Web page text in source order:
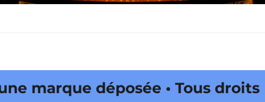
marque déposée • Tous droits